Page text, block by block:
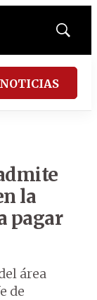
Mostrar
la
pagar
área
de